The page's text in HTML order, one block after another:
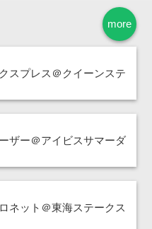
more
スプレス＠クイーンステ
ザー＠アイビスサマーダ
ネット＠東海ステークス